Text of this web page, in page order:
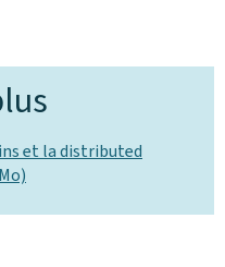
et la distributed